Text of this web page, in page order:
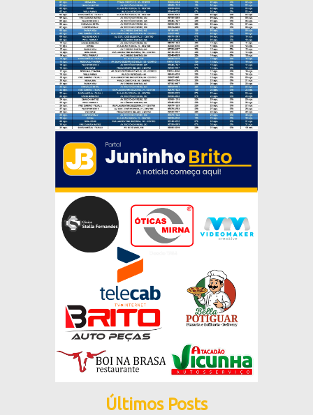
Últimos Posts